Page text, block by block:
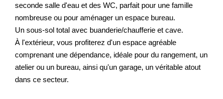
seconde salle d'eau et des WC, parfait pour une famille
nombreuse ou pour aménager un espace bureau.
Un sous-sol total avec buanderie/chaufferie et cave.
À l'extérieur, vous profiterez d'un espace agréable
comprenant une dépendance, idéale pour du rangement, un
atelier ou un bureau, ainsi qu'un garage, un véritable atout
dans ce secteur.